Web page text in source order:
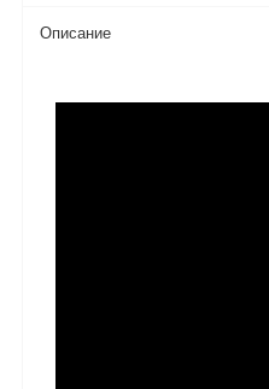
Описание